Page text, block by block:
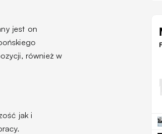
jest on
również w
jak i